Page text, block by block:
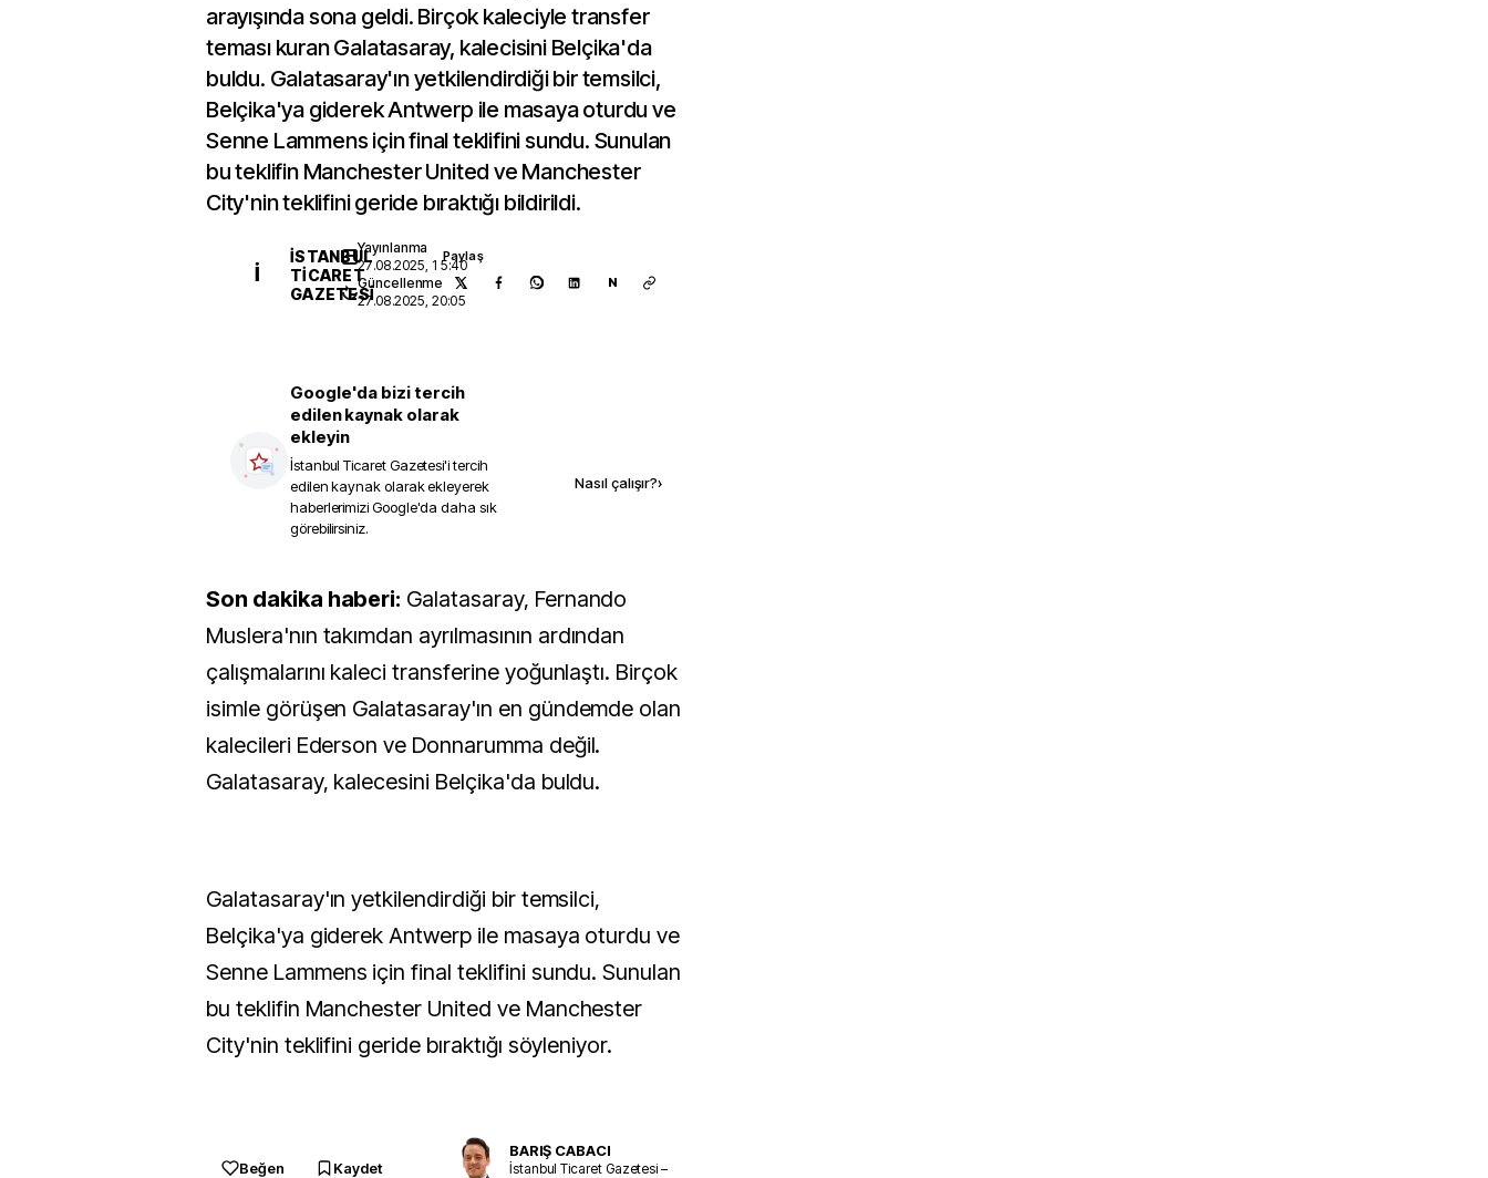
arayışında sona geldi. Birçok kaleciyle transfer
teması kuran Galatasaray, kalecisini Belçika'da
buldu. Galatasaray'ın yetkilendirdiği bir temsilci,
Belçika'ya giderek Antwerp ile masaya oturdu ve
Senne Lammens için final teklifini sundu. Sunulan
bu teklifin Manchester United ve Manchester
City'nin teklifini geride bıraktığı bildirildi.
İ
İSTANBUL
TICARET
GAZETESI
Yayınlanma
27.08.2025, 15:40
Güncellenme
27.08.2025, 20:05
Paylaş
N
Google'da bizi tercih
edilen kaynak olarak
ekleyin
İstanbul Ticaret Gazetesi'i tercih
edilen kaynak olarak ekleyerek
haberlerimizi Google'da daha sık
görebilirsiniz.
Nasıl çalışır?›
Son dakika haberi: Galatasaray, Fernando
Muslera'nın takımdan ayrılmasının ardından
çalışmalarını kaleci transferine yoğunlaştı. Birçok
isimle görüşen Galatasaray'ın en gündemde olan
kalecileri Ederson ve Donnarumma değil.
Galatasaray, kalecesini Belçika'da buldu.
Galatasaray'ın yetkilendirdiği bir temsilci,
Belçika'ya giderek Antwerp ile masaya oturdu ve
Senne Lammens için final teklifini sundu. Sunulan
bu teklifin Manchester United ve Manchester
City'nin teklifini geride bıraktığı söyleniyor.
Beğen Kaydet
BARIŞ CABACI
İstanbul Ticaret Gazetesi –